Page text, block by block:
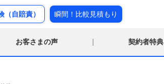
（自賠責） 瞬間！比較見積もり
お客さまの声 契約者特典